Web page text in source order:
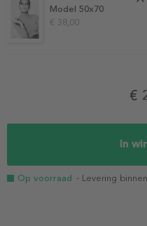
Model 50x70
€ 38,00
€
In
Op voorraad - Levering